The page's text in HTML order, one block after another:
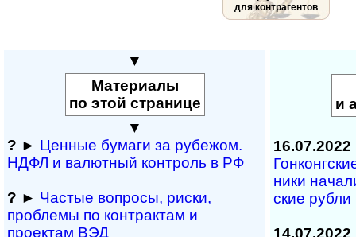
для контрагентов
▼
Материалы
по этой странице
▼
? ► Ценные бумаги за рубежом.
НДФЛ и ва­лют­ный кон­т­роль в РФ
? ► Частые вопросы, рис­ки,
проблемы по конт­рактам и
проектам ВЭД
и
16.07.2022
ни­ки
ские рубли
14.07.2022